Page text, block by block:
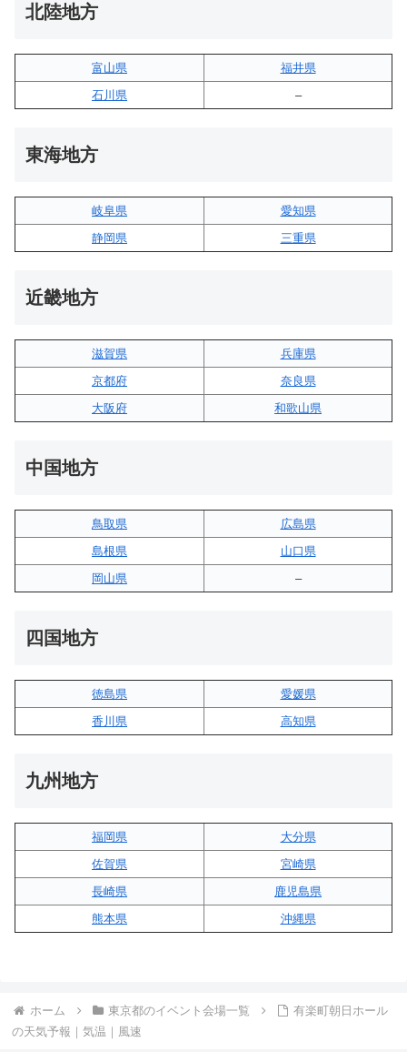
北陸地方
富山県
福井県
石川県
–
東海地方
岐阜県
愛知県
静岡県
三重県
近畿地方
滋賀県
兵庫県
京都府
奈良県
大阪府
和歌山県
中国地方
鳥取県
広島県
島根県
山口県
岡山県
–
四国地方
徳島県
愛媛県
香川県
高知県
九州地方
福岡県
大分県
佐賀県
宮崎県
長崎県
鹿児島県
熊本県
沖縄県
ホーム 東京都のイベント会場一覧
有楽町朝日ホール
の天気予報｜気温｜風速